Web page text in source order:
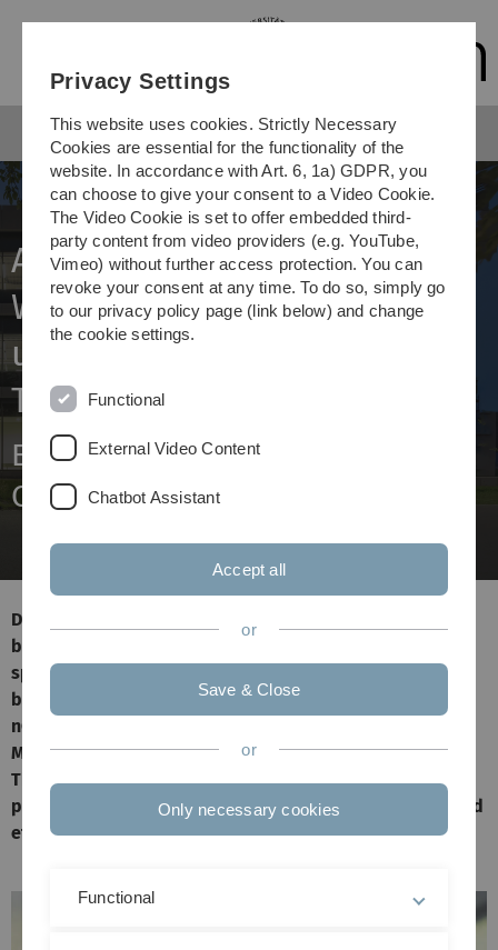
Skip
Skip
Skip
Skip
Antivirale
Wirkstoffe
und neue
Testmodelle
EU-Projekt sagt neuem
Coronavirus den Kampf an
Das neuartige Coronavirus (SARS-CoV-2) hat weltweit
bereits über 200 000 Todesopfer gefordert. Eine
spezifische Therapie oder eine Schutzimpfung gibt es
bisher nicht. Im kürzlich gestarteten EU-Projekt „Fight
nCoV“ wollen Forschende wie der Ulmer Professor Jan
Münch die Entwicklung einer wirksamen antiviralen
Therapie beschleunigen. Dazu sollen verschiedene
potenzielle Wirkstoffe gegen das Coronavirus schnell und
effizient erprobt werden.
Privacy Settings
This website uses cookies. Strictly Necessary
Cookies are essential for the functionality of the
website. In accordance with Art. 6, 1a) GDPR, you
can choose to give your consent to a Video Cookie.
The Video Cookie is set to offer embedded third-
party content from video providers (e.g. YouTube,
Vimeo) without further access protection. You can
revoke your consent at any time. To do so, simply go
to our privacy policy page (link below) and change
the cookie settings.
Functional
External Video Content
Chatbot Assistant
Accept all
or
Save & Close
or
Only necessary cookies
Functional